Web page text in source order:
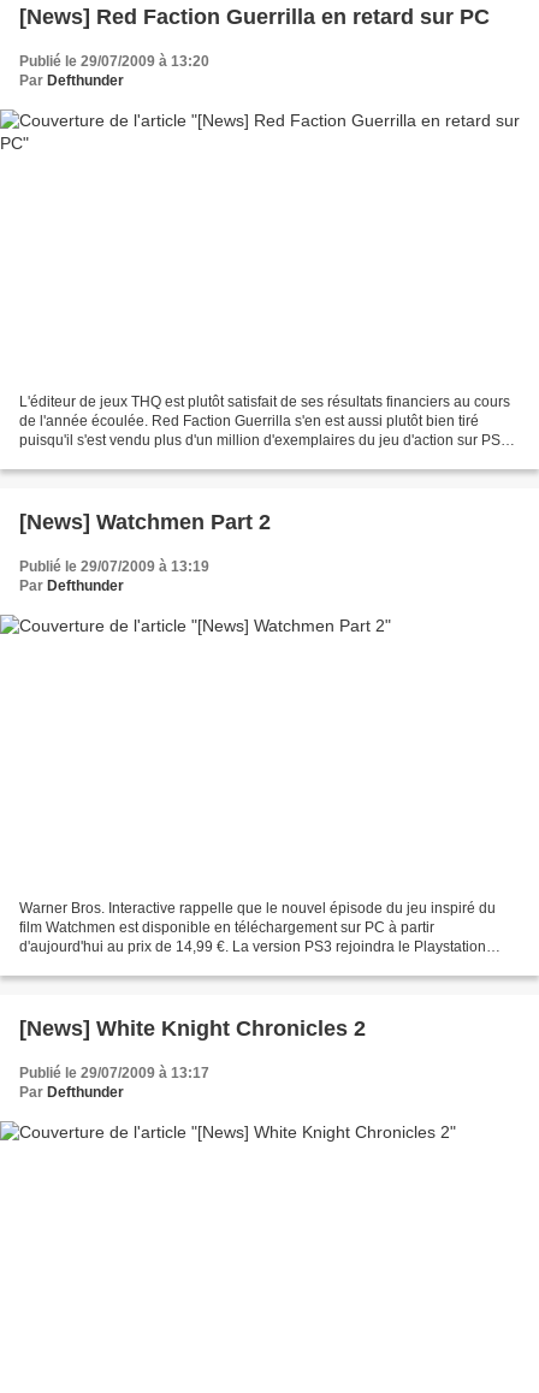
[News] Red Faction Guerrilla en retard sur PC
Publié le 29/07/2009 à 13:20
Par Defthunder
L'éditeur de jeux THQ est plutôt satisfait de ses résultats financiers au cours
de l'année écoulée. Red Faction Guerrilla s'en est aussi plutôt bien tiré
puisqu'il s'est vendu plus d'un million d'exemplaires du jeu d'action sur PS3
[News] Watchmen Part 2
Publié le 29/07/2009 à 13:19
Par Defthunder
Warner Bros. Interactive rappelle que le nouvel épisode du jeu inspiré du
film Watchmen est disponible en téléchargement sur PC à partir
d'aujourd'hui au prix de 14,99 €. La version PS3 rejoindra le Playstation
[News] White Knight Chronicles 2
Publié le 29/07/2009 à 13:17
Par Defthunder